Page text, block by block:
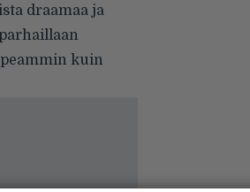
draamaa ja
kuin